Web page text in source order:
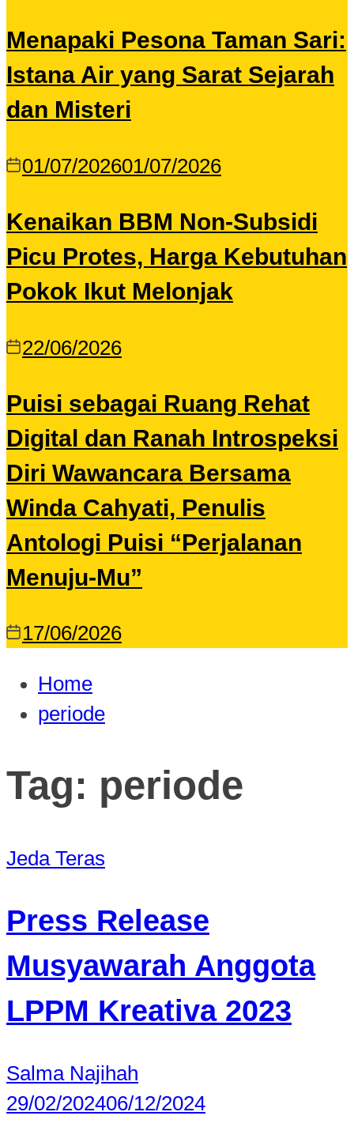
Menapaki Pesona Taman Sari:
Istana Air yang Sarat Sejarah
dan Misteri
01/07/202601/07/2026
Kenaikan BBM Non-Subsidi
Picu Protes, Harga Kebutuhan
Pokok Ikut Melonjak
22/06/2026
Puisi sebagai Ruang Rehat
Digital dan Ranah Introspeksi
Diri Wawancara Bersama
Winda Cahyati, Penulis
Antologi Puisi “Perjalanan
Menuju-Mu”
17/06/2026
Home
periode
Tag: periode
Jeda Teras
Press Release
Musyawarah Anggota
LPPM Kreativa 2023
Salma Najihah
29/02/202406/12/2024